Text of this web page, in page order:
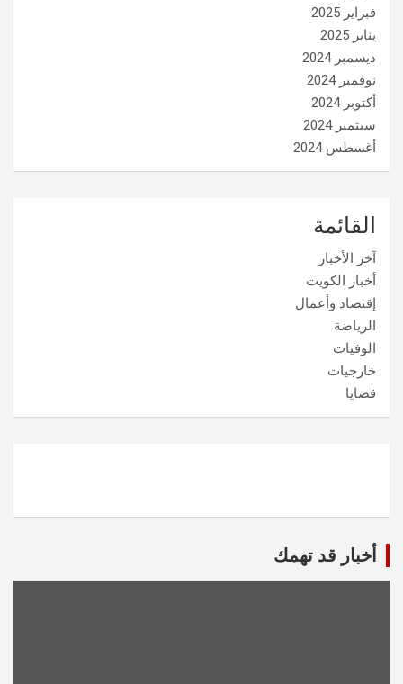
فبراير 2025
يناير 2025
ديسمبر 2024
نوفمبر 2024
أكتوبر 2024
سبتمبر 2024
أغسطس 2024
القائمة
آخر الأخبار
أخبار الكويت
إقتصاد وأعمال
الرياضة
الوفيات
خارجيات
قضايا
أخبار قد تهمك